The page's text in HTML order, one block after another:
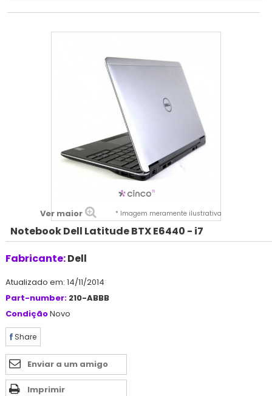
Ver maior * Imagem meramente ilustrativa
Notebook Dell Latitude BTX E6440 - i7
Fabricante:Dell
Atualizado em: 14/11/2014
Part-number: 210-ABBB
CondiçãoNovo
Share
Enviar a um amigo
Imprimir